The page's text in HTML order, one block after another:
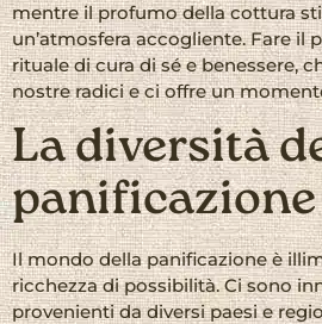
mentre il profumo della cottura
un’atmosfera accogliente. Fare il
rituale di cura di sé e benessere,
nostre radici e ci offre un
La diversità
panificazione
Il mondo della panificazione è
ricchezza di possibilità. Ci sono
provenienti da diversi paesi e